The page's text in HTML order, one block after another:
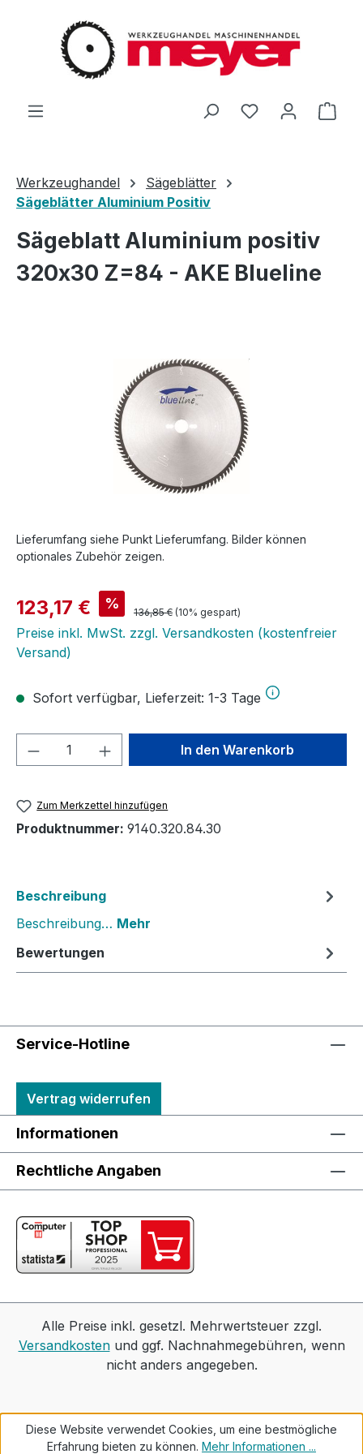
Zum Hauptinhalt springen
Du hast 0
Werkzeughandel
Sägeblätter
Sägeblätter Aluminium Positiv
Sägeblatt Aluminium positiv
320x30 Z=84 - AKE Blueline
Lieferumfang siehe Punkt Lieferumfang. Bilder können
optionales Zubehör zeigen.
Verkaufspreis:
123,17 € % Regulärer Preis:
136,85 € (10% gespart)
Preise inkl. MwSt. zzgl. Versandkosten (kostenfreier
Versand)
Sofort verfügbar, Lieferzeit: 1-3 Tage
Produkt Anzahl: Gib denIn den Warenkorb
Zum Merkzettel hinzufügen
Produktnummer: 9140.320.84.30
Beschreibung
Beschreibung… Mehr
Bewertungen
Service-Hotline
Vertrag widerrufen
Informationen
Rechtliche Angaben
Alle Preise inkl. gesetzl. Mehrwertsteuer zzgl.
Versandkostenund ggf. Nachnahmegebühren, wenn
nicht anders angegeben.
Diese Website verwendet Cookies, um eine bestmögliche
Erfahrung bieten zu können. Mehr Informationen ...